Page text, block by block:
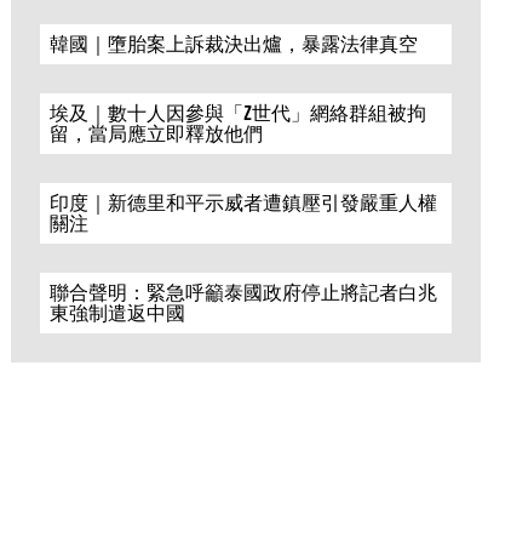
韓國｜墮胎案上訴裁決出爐，暴露法律真空
埃及｜數十人因參與「Z世代」網絡群組被拘
留，當局應立即釋放他們
印度｜新德里和平示威者遭鎮壓引發嚴重人權
關注
聯合聲明：緊急呼籲泰國政府停止將記者白兆
東強制遣返中國